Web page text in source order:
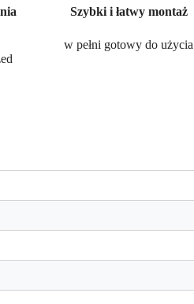
Szybki i łatwy montaż
w pełni gotowy do użycia